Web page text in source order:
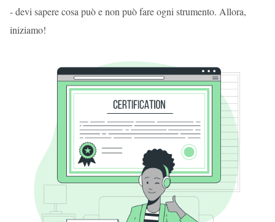
- devi sapere cosa può e non può fare ogni strumento. Allora,
iniziamo!